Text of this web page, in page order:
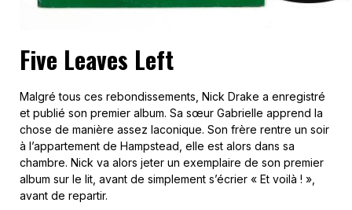
Five Leaves Left
Malgré tous ces rebondissements, Nick Drake a enregistré
et publié son premier album. Sa sœur Gabrielle apprend la
chose de manière assez laconique. Son frère rentre un soir
à l’appartement de Hampstead, elle est alors dans sa
chambre. Nick va alors jeter un exemplaire de son premier
album sur le lit, avant de simplement s’écrier « Et voilà ! »,
avant de repartir.